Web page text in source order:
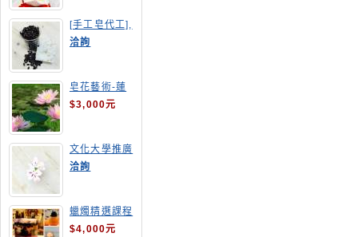
[手工皂代工],
釋迦手工皂
洽詢
皂花藝術-蓮
花
$3,000元
文化大學推廣
部高雄分部手
工皂教學
洽詢
蠟燭精選課程
$4,000元